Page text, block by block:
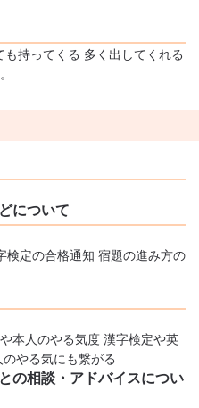
持ってくる 多く出してくれる
について
定の合格通知 宿題の進み方の
本人のやる気度 漢字検定や英
やる気にも繋がる
の相談・アドバイスについ